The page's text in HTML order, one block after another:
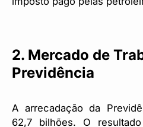
2. Mercado de
Previdência
A arrecadação da
62,7 bilhões. O